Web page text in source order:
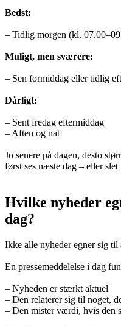
Bedst:
– Tidlig morgen (kl.
Muligt, men sværere:
– Sen formiddag eller tidlig
Dårligt:
– Sent fredag eftermiddag
– Aften og nat
Jo senere på dagen, desto
først ses næste dag – eller slet
Hvilke nyheder
dag?
Ikke alle nyheder egner sig til
En pressemeddelelse i dag
– Nyheden er stærkt aktuel
– Den relaterer sig til noget,
– Den mister værdi, hvis den